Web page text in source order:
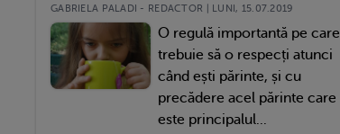
GABRIELA PALADI - REDACTOR | LUNI, 15.07.2019
O regulă importantă pe care
trebuie să o respecți atunci
când ești părinte, și cu
precădere acel părinte care
este principalul...